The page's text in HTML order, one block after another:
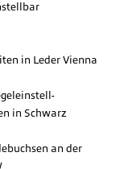
in Leder Vienna
in Schwarz
an der